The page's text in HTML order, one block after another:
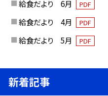
給食だより 6月
PDF
給食だより 4月 PDF
給食だより 5月 PDF
新着記事